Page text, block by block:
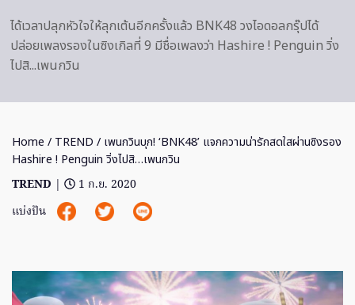
ได้เวลาปลุกหัวใจให้ลุกเต้นอีกครั้งแล้ว BNK48 วงไอดอลกรุ๊ปได้
ปล่อยเพลงรองในซิงเกิลที่ 9 มีชื่อเพลงว่า Hashire ! Penguin วิ่ง
ไปสิ...เพนกวิน
Home / TREND / เพนกวินบุก! ‘BNK48’ แจกความน่ารักสดใสผ่านซิงรอง
Hashire ! Penguin วิ่งไปสิ…เพนกวิน
TREND |
1 ก.ย. 2020
แบ่งปัน